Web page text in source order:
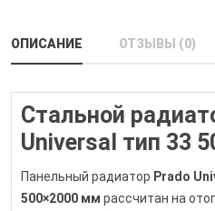
ОПИСАНИЕ ОТЗЫВЫ (0)
Стальной
Universal тип 33
Панельный радиатор Prado
500×2000 мм рассчитан на